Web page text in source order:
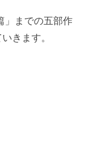
戦い
」までの五部作
きます。